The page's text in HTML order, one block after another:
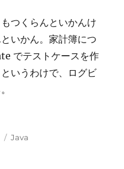
つくらんといかんけ
いかん。家計簿につ
でテストケースを作
いうわけで、ログビ
カ
Java